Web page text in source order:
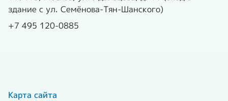
Численность работающих
Средства, направленные
здание с ул. Семёнова-Тян-Шанского)
+7 495 120-0885
Карта сайта